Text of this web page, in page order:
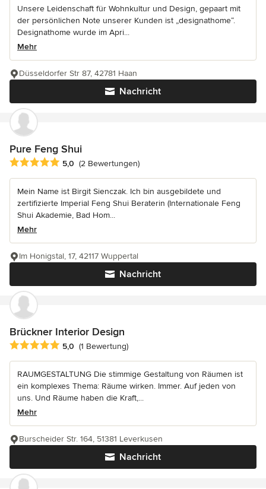
Unsere Leidenschaft für Wohnkultur und Design, gepaart mit
der persönlichen Note unserer Kunden ist „designathome“.
Designathome wurde im Apri...
Mehr
Nachricht
Düsseldorfer Str 87, 42781 Haan
Pure Feng Shui
Durchschnittliche Bewertung: 5 von 5 Sternen
5,0 (2 Bewertungen)
Mein Name ist Birgit Sienczak. Ich bin ausgebildete und
zertifizierte Imperial Feng Shui Beraterin (Internationale Feng
Shui Akademie, Bad Hom...
Mehr
Nachricht
Im Honigstal, 17, 42117 Wuppertal
Brückner Interior Design
Durchschnittliche Bewertung: 5 von 5 Sternen
5,0 (1 Bewertung)
RAUMGESTALTUNG Die stimmige Gestaltung von Räumen ist
ein komplexes Thema: Räume wirken. Immer. Auf jeden von
uns. Und Räume haben die Kraft,...
Mehr
Nachricht
Burscheider Str. 164, 51381 Leverkusen